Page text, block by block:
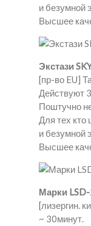
и безумной
Высшее
Экстази
[пр-во EU]
Действуют
Поштучно
Для тех кто
и безумной
Высшее
Марки
[лизергин.
~ 30минут.